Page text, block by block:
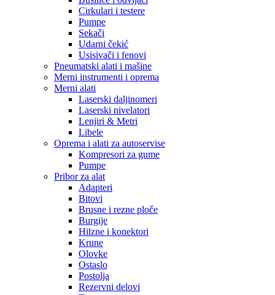
Cirkulari i testere
Pumpe
Sekači
Udarni čekić
Usisivači i fenovi
Pneumatski alati i mašine
Merni instrumenti i oprema
Merni alati
Laserski daljinomeri
Laserski nivelatori
Lenjiri & Metri
Libele
Oprema i alati za autoservise
Kompresori za gume
Pumpe
Pribor za alat
Adapteri
Bitovi
Brusne i rezne ploče
Burgije
Hilzne i konektori
Krune
Olovke
Ostaslo
Postolja
Rezervni delovi